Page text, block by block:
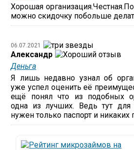
Хорошая
можно скидочку побольше
06.07.2021
Александр
Деньга
Я лишь недавно узнал об
уже успел оценить её
ещё понял что из подобных
одна из лучших. Ведь тут для
нужен только паспорт и никаких